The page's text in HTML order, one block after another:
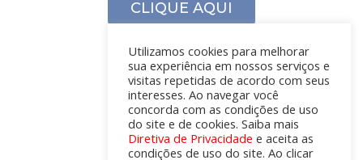
CLIQUE AQUI
Utilizamos cookies para melhorar
sua experiência em nossos serviços e
visitas repetidas de acordo com seus
interesses. Ao navegar você
concorda com as condições de uso
do site e de cookies. Saiba mais
Diretiva de Privacidade e aceita as
condições de uso do site. Ao clicar